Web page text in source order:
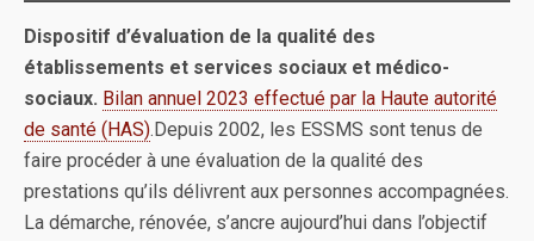
Dispositif d’évaluation de la qualité des
établissements et services sociaux et médico-
sociaux. Bilan annuel 2023 effectué par la Haute autorité
de santé (HAS).Depuis 2002, les ESSMS sont tenus de
faire procéder à une évaluation de la qualité des
prestations qu’ils délivrent aux personnes accompagnées.
La démarche, rénovée, s’ancre aujourd’hui dans l’objectif